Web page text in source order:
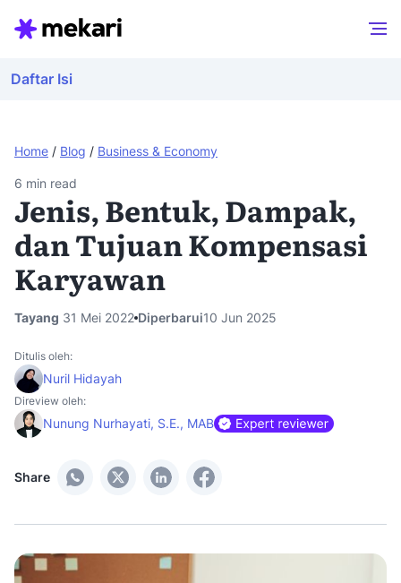
Home / Blog / Business & Economy
Daftar Isi
6 min read
Jenis, Bentuk, Dampak,
dan Tujuan Kompensasi
Karyawan
Tayang 31 Mei 2022 Diperbarui10 Jun 2025
Share
Ditulis oleh:
Nuril Hidayah
Direview oleh:
Nunung Nurhayati, S.E., MAB